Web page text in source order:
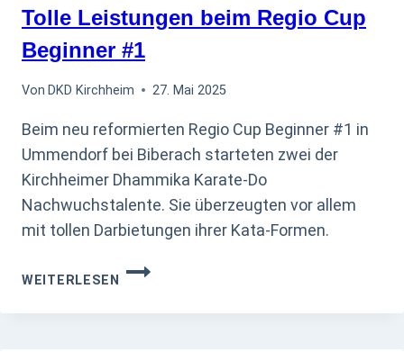
Tolle Leistungen beim Regio Cup
Beginner #1
Von DKD Kirchheim 27. Mai 2025
Beim neu reformierten Regio Cup Beginner #1 in
Ummendorf bei Biberach starteten zwei der
Kirchheimer Dhammika Karate-Do
Nachwuchstalente. Sie überzeugten vor allem
mit tollen Darbietungen ihrer Kata-Formen.
WEITERLESEN
TOLLE
BEIM